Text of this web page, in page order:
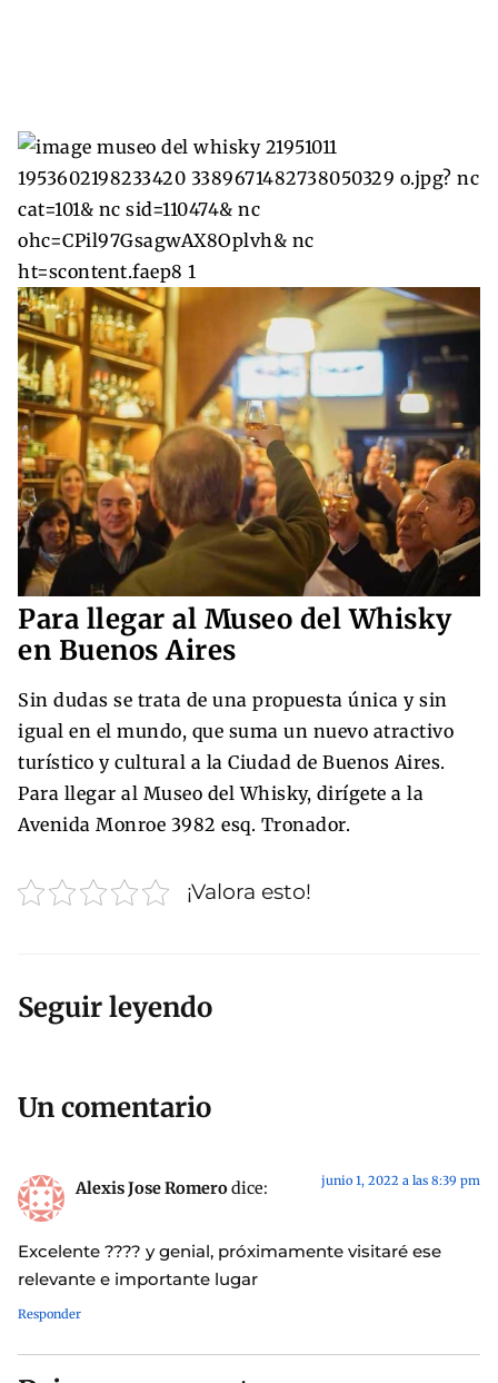
Para llegar al Museo del Whisky
en Buenos Aires
Sin dudas se trata de una propuesta única y sin
igual en el mundo, que suma un nuevo atractivo
turístico y cultural a la Ciudad de Buenos Aires.
Para llegar al Museo del Whisky, dirígete a la
Avenida Monroe 3982 esq. Tronador.
¡Valora esto!
Seguir leyendo
Un comentario
Alexis Jose Romerodice: junio 1, 2022 a las 8:39 pm
Excelente ???? y genial, próximamente visitaré ese
relevante e importante lugar
Responder